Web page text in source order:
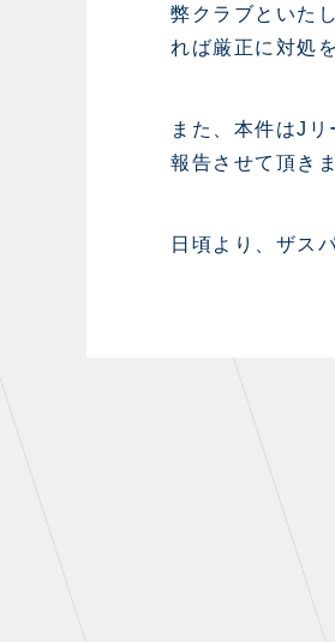
弊クラブといた
れば厳正に対処
また、本件はJ
報告させて頂きま
日頃より、ザス